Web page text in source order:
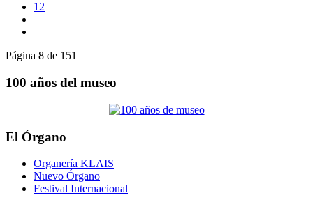
12
Página 8 de 151
100 años del museo
El Órgano
Organería KLAIS
Nuevo Órgano
Festival Internacional